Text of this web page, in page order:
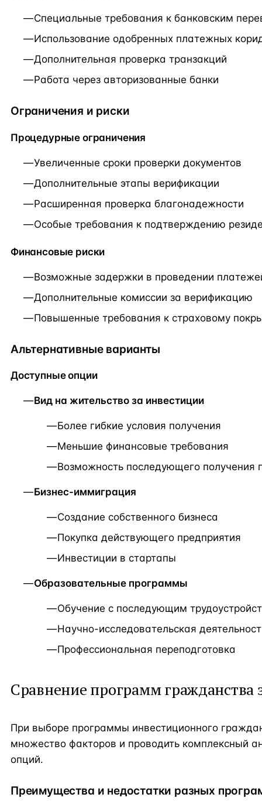
Специальные требования к банковским
Использование одобренных платежных
Дополнительная проверка транзакций
Работа через авторизованные банки
Ограничения и риски
Процедурные ограничения
Увеличенные сроки проверки документов
Дополнительные этапы верификации
Расширенная проверка благонадежности
Особые требования к подтверждению
Финансовые риски
Возможные задержки в проведении
Дополнительные комиссии за верификацию
Повышенные требования к страховому
Альтернативные варианты
Доступные опции
Вид на жительство за инвестиции
Более гибкие условия получения
Меньшие финансовые требования
Возможность последующего получения
Бизнес-иммиграция
Создание собственного бизнеса
Покупка действующего предприятия
Инвестиции в стартапы
Образовательные программы
Обучение с последующим
Научно-исследовательская
Профессиональная переподготовка
Сравнение программ гражданства
При выборе программы инвестиционного
множество факторов и проводить комплексный
опций.
Преимущества и недостатки разных